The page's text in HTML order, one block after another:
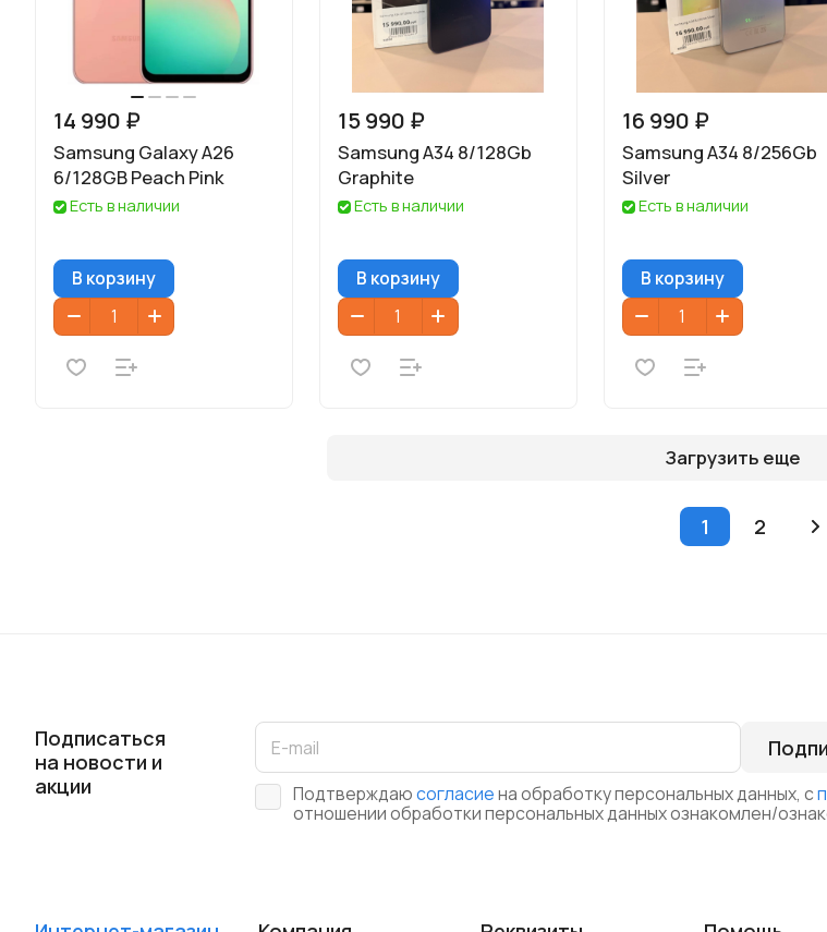
14 990 ₽
Samsung Galaxy A26
6/128GB Peach Pink
Есть в наличии
В корзину
15 990 ₽
Samsung A34 8/128Gb
Graphite
Есть в наличии
В корзину
16 990 ₽
Samsung A34 8/256Gb
Silver
Есть в наличии
В корзину
Загрузить еще
1 2
Подписаться
на новости и
акции
Подтверждаюсогласиена обработку персональных данных, с
отношении обработки персональных данных ознакомлен/